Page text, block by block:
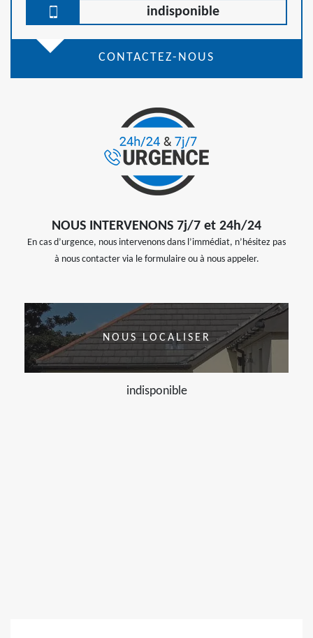
indisponible
CONTACTEZ-NOUS
NOUS INTERVENONS 7j/7 et 24h/24
En cas d’urgence, nous intervenons dans l’immédiat, n’hésitez pas
à nous contacter via le formulaire ou à nous appeler.
NOUS LOCALISER
indisponible